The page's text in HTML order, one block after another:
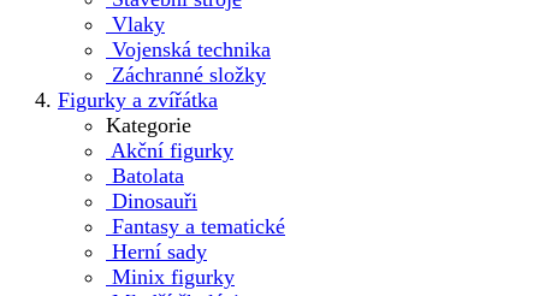
Vlaky
Vojenská technika
Záchranné složky
Figurky a zvířátka
Kategorie
Akční figurky
Batolata
Dinosauři
Fantasy a tematické
Herní sady
Minix figurky